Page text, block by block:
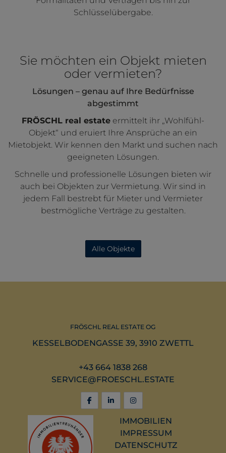
Schlüsselübergabe.
Sie möchten ein Objekt mieten
oder vermieten?
Lösungen – genau auf Ihre Bedürfnisse
abgestimmt
FRÖSCHL real estate ermittelt ihr „Wohlfühl-
Objekt“ und eruiert Ihre Ansprüche an ein
Mietobjekt. Wir kennen den Markt und suchen nach
geeigneten Lösungen.
Schnelle und professionelle Lösungen bieten wir
auch bei Objekten zur Vermietung. Wir sind in
jedem Fall bestrebt für Mieter und Vermieter
bestmögliche Verträge zu gestalten.
Alle Objekte
FRÖSCHL REAL ESTATE OG
KESSELBODENGASSE 39, 3910 ZWETTL
+43 664 1838 268
SERVICE@FROESCHL.ESTATE
IMMOBILIEN
IMPRESSUM
DATENSCHUTZ